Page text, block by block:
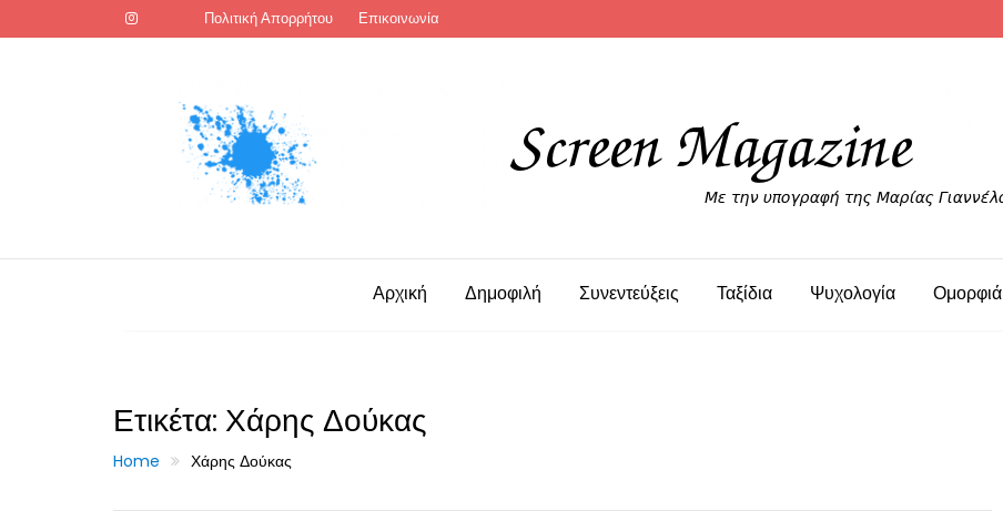
to
Πολιτική Απορρήτου Επικοινωνία
Αρχική Δημοφιλή Συνεντεύξεις Ταξίδια Ψυχολογία Ομορφιά
Ετικέτα: Χάρης Δούκας
Home Χάρης Δούκας